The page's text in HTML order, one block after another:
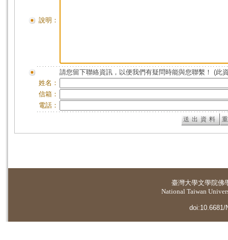
說明：
請您留下聯絡資訊，以便我們有疑問時能與您聯繫！ (此
姓名：
信箱：
電話：
臺灣大學文學院佛
National Taiwan
doi:10.6681/